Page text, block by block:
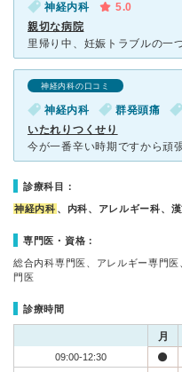
神経内科
5.0
親切な病院
神経内科の口コミ
神経内科 群発頭痛
いたれりつくせり
診療科目：
神経内科 、内科、アレルギー科、
専門医・資格：
総合内科専門医、アレルギー専門
門医
診療時間
月
09:00-12:30